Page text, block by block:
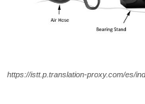
https://istt.p.translation-proxy.com/es/